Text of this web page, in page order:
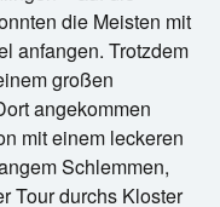
die Meisten mit
anfangen. Trotzdem
großen
angekommen
mit einem leckeren
Schlemmen,
Tour durchs Kloster